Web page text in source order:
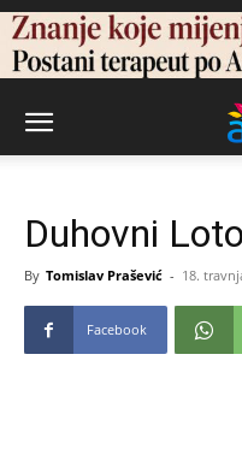
Duhovni
By Tomislav Prašević - 18.
Facebook